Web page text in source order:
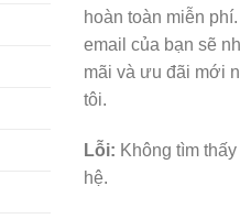
hoàn toàn miễn
email của bạn sẽ
mãi và ưu đãi mới
tôi.
Lỗi: Không tìm
hệ.